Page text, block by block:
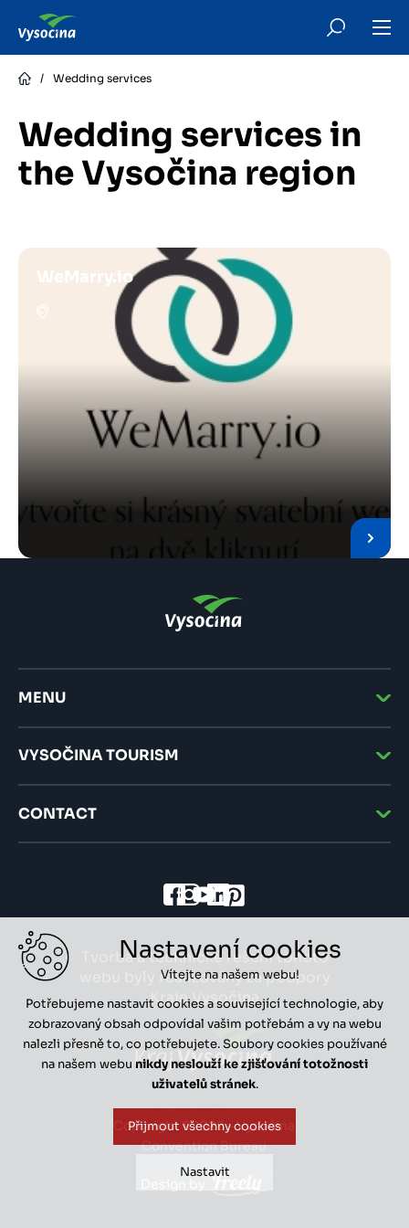
content/ Wedding services
Wedding services in
the Vysočina region
WeMarry.io
MENU
VYSOČINA TOURISM
CONTACT
Tvorba a technické řešení tohoto
webu byly realizovány za podpory
Kraje Vysočina
Copyright ©2026 - Vysočina
Convention Bureau
Nastavení cookies
Vítejte na našem webu!
Potřebujeme nastavit cookies a související technologie, aby
zobrazovaný obsah odpovídal vašim potřebám a vy na webu
nalezli přesně to, co potřebujete. Soubory cookies používané
na našem webu nikdy neslouží ke zjišťování totožnosti
uživatelů stránek.
Přijmout všechny cookies
Nastavit